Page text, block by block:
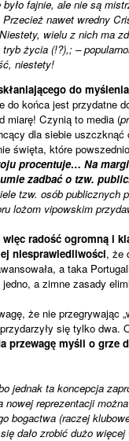
faj­nie, ale nie są
nawet wredny
Nie­stety, wielu z nich ma
życia (!?),; –
nie­stety!
do
do końca jest przy­datne
miarę! Czy­nią to media (
dla sie­bie
święta, które
pro­cen­tuje… Na
zadbać o tzw.
tzw. osób publicz­nych
lożom vipow­skim
radość ogromną i
nie­spra­wie­dli­wo­ści, że
a taka
a zimne zasady
że nie prze­gry­wa­jąc
się tylko dwa.
prze­wagę myśli o grze
jed­nak ta kon­cep­cja
nowej repre­zen­ta­cji
bogac­twa (raczej
dało zro­bić dużo